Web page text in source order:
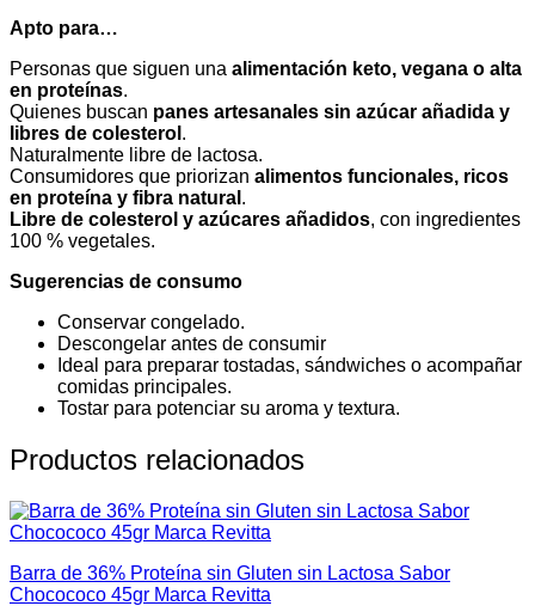
Apto para…
Personas que siguen una alimentación keto, vegana o alta
en proteínas.
Quienes buscan panes artesanales sin azúcar añadida y
libres de colesterol .
Naturalmente libre de lactosa.
Consumidores que priorizan alimentos funcionales, ricos
en proteína y fibra natural .
Libre de colesterol y azúcares añadidos, con ingredientes
100 % vegetales.
Sugerencias de consumo
Conservar congelado.
Descongelar antes de consumir
Ideal para preparar tostadas, sándwiches o acompañar
comidas principales.
Tostar para potenciar su aroma y textura.
Productos relacionados
Barra de 36% Proteína sin Gluten sin Lactosa Sabor
Chocococo 45gr Marca Revitta